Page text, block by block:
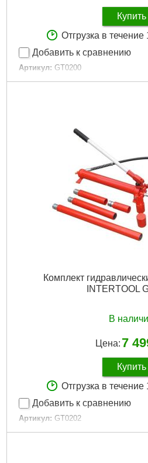
Купить
Отгрузка в
Добавить к сравнению
Артикул: GT0200
Код товара: 10.04.81
Габариты упаковки:
17,200 г
Комплект
INTERTOOL
В
Цена: 7
Купить
Отгрузка в
Добавить к сравнению
Артикул: GT0202
Код товара: 10.04.82